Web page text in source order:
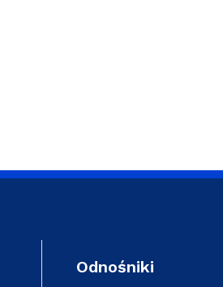
Odnośniki